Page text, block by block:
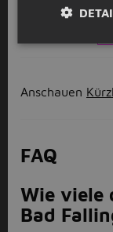
Anschauen
FAQ
Wie viele
Bad